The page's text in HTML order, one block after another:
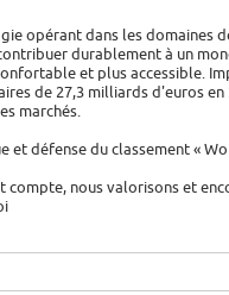
opérant dans les domaines
durablement à un
et plus accessible.
de 27,3 milliards d'euros en
marchés.
défense du classement «
compte, nous valorisons et